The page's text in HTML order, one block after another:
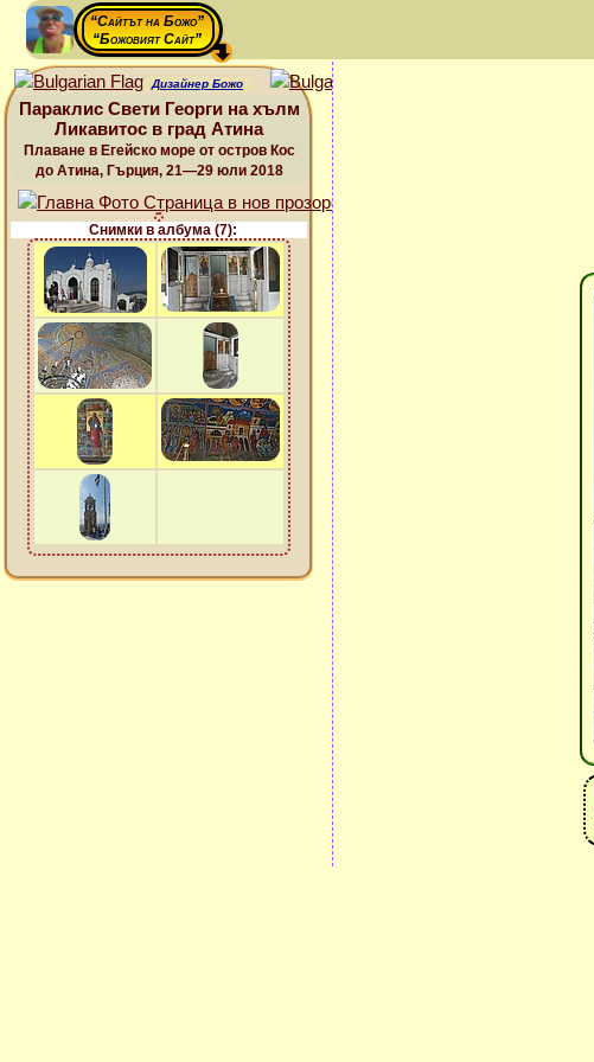
“Сайтът на Божо”
“Божовият Сайт”
Дизайнер Божо
Параклис Свети Георги на хълм
Ликавитос в град Атина
Плаване в Егейско море от остров Кос
до Атина, Гърция, 21—29 юли 2018
Снимки в албума (7):